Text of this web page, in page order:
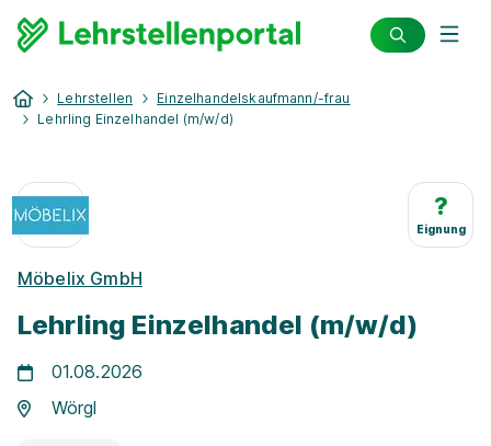
Lehrstellen
Einzelhandelskaufmann/-frau
Lehrling Einzelhandel (m/w/d)
?
Eignung
Möbelix GmbH
Lehrling Einzelhandel (m/w/d)
01.08.2026
Wörgl